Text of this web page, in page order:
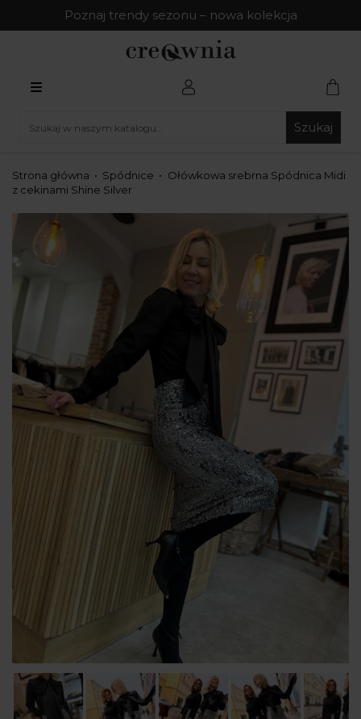
Poznaj trendy sezonu – nowa kolekcja
Szukaj
Strona główna Spódnice
Ołówkowa srebrna Spódnica Midi
z cekinami Shine Silver